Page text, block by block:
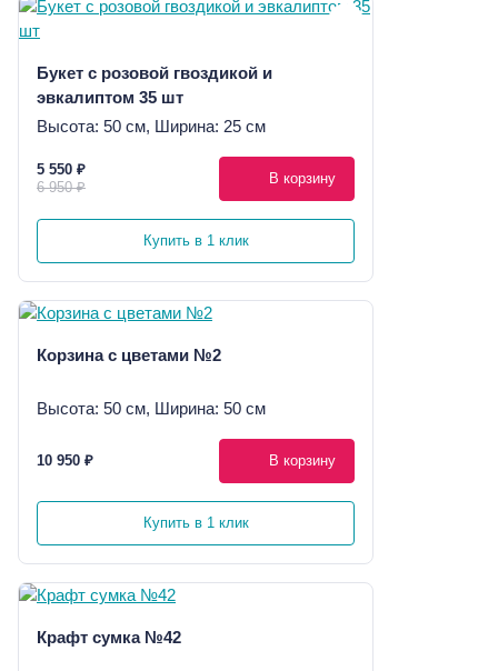
Букет с розовой гвоздикой и
эвкалиптом 35 шт
Высота: 50 см, Ширина: 25 см
5 550 ₽
6 950 ₽
В корзину
Купить в 1 клик
Корзина с цветами №2
Высота: 50 см, Ширина: 50 см
10 950 ₽ В корзину
Купить в 1 клик
Крафт сумка №42